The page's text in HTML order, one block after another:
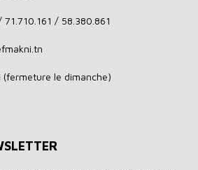
71.710.161 / 58.380.861
(fermeture le dimanche)